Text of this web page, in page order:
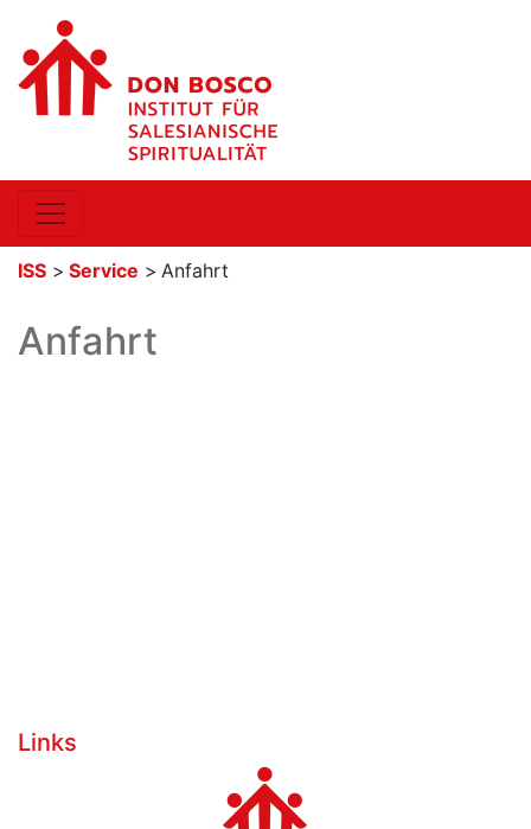
ISS > Service > Anfahrt
Anfahrt
Links